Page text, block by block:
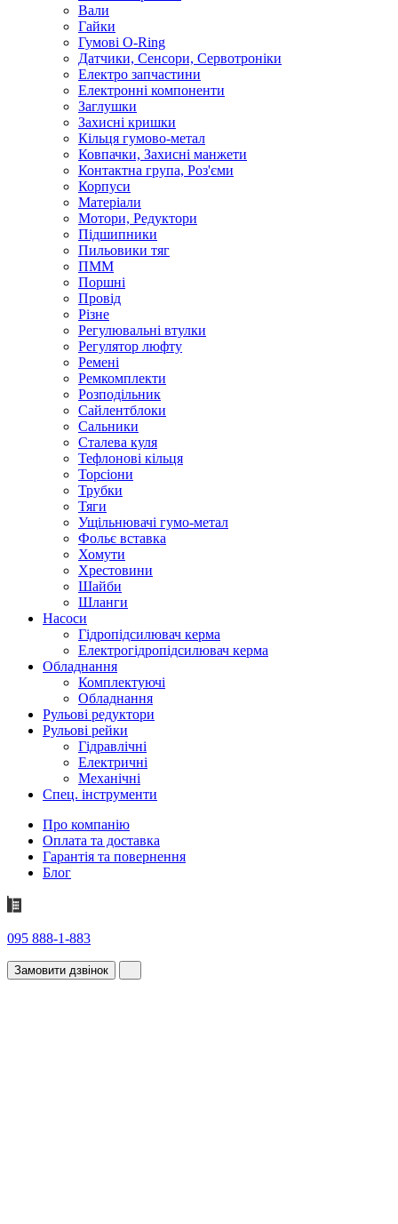
Вали
Гайки
Гумові O-Ring
Датчики, Сенсори, Сервотроніки
Електро запчастини
Електронні компоненти
Заглушки
Захисні кришки
Кільця гумово-метал
Ковпачки, Захисні манжети
Контактна група, Роз'єми
Корпуси
Матеріали
Мотори, Редуктори
Підшипники
Пильовики тяг
ПММ
Поршні
Провід
Різне
Регулювальні втулки
Регулятор люфту
Ремені
Ремкомплекти
Розподільник
Сайлентблоки
Сальники
Сталева куля
Тефлонові кільця
Торсіони
Трубки
Тяги
Ущільнювачі гумо-метал
Фольє вставка
Хомути
Хрестовини
Шайби
Шланги
Насоси
Гідропідсилювач керма
Електрогідропідсилювач керма
Обладнання
Комплектуючі
Обладнання
Рульові редуктори
Рульові рейки
Гідравлічні
Електричні
Механічні
Спец. інструменти
Про компанію
Оплата та доставка
Гарантія та повернення
Блог
095 888-1-883
Замовити дзвінок